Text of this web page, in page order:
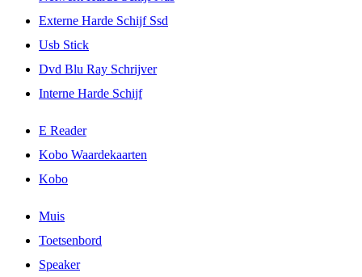
Externe Harde Schijf Ssd
Usb Stick
Dvd Blu Ray Schrijver
Interne Harde Schijf
E Reader
Kobo Waardekaarten
Kobo
Muis
Toetsenbord
Speaker